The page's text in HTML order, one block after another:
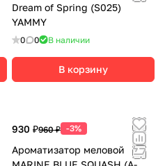
Dream of Spring (S025)
YAMMY
0 0 В наличии
В корзину
930 ₽960 ₽ -3%
Ароматизатор меловой